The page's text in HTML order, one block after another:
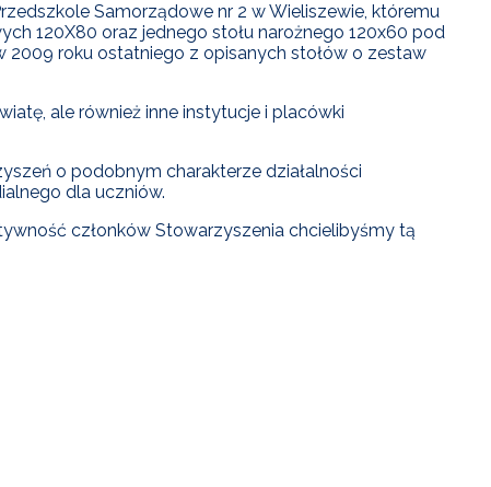
Samorządowe nr 2 w Wieliszewie, któremu
120X80 oraz jednego stołu narożnego 120x60 pod
2009 roku ostatniego z opisanych stołów o zestaw
ale również inne instytucje i placówki
o podobnym charakterze działalności
dla uczniów.
członków Stowarzyszenia chcielibyśmy tą